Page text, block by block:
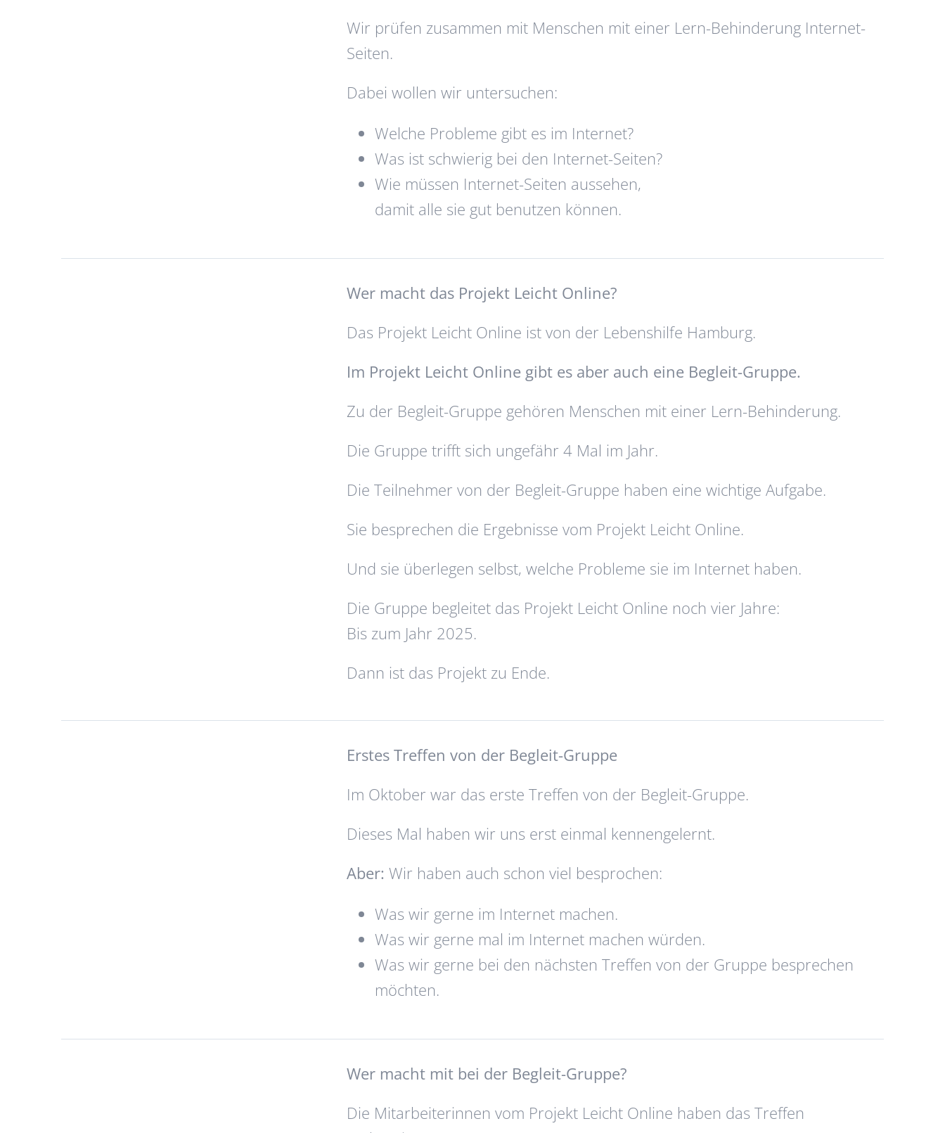
Wir prüfen zusammen mit Menschen mit einer Lern-Behinderung Internet-
Seiten.
Dabei wollen wir untersuchen:
Welche Probleme gibt es im Internet?
Was ist schwierig bei den Internet-Seiten?
Wie müssen Internet-Seiten aussehen,
damit alle sie gut benutzen können.
Wer macht das Projekt Leicht Online?
Das Projekt Leicht Online ist von der Lebenshilfe Hamburg.
Im Projekt Leicht Online gibt es aber auch eine Begleit-Gruppe.
Zu der Begleit-Gruppe gehören Menschen mit einer Lern-Behinderung.
Die Gruppe trifft sich ungefähr 4 Mal im Jahr.
Die Teilnehmer von der Begleit-Gruppe haben eine wichtige Aufgabe.
Sie besprechen die Ergebnisse vom Projekt Leicht Online.
Und sie überlegen selbst, welche Probleme sie im Internet haben.
Die Gruppe begleitet das Projekt Leicht Online noch vier Jahre:
Bis zum Jahr 2025.
Dann ist das Projekt zu Ende.
Erstes Treffen von der Begleit-Gruppe
Im Oktober war das erste Treffen von der Begleit-Gruppe.
Dieses Mal haben wir uns erst einmal kennengelernt.
Aber: Wir haben auch schon viel besprochen:
Was wir gerne im Internet machen.
Was wir gerne mal im Internet machen würden.
Was wir gerne bei den nächsten Treffen von der Gruppe besprechen
möchten.
Wer macht mit bei der Begleit-Gruppe?
Die Mitarbeiterinnen vom Projekt Leicht Online haben das Treffen